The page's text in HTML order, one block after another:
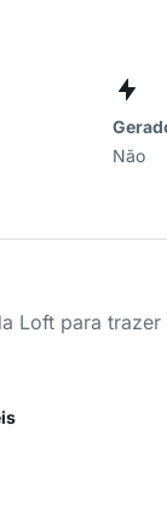
Não
Loft para trazer